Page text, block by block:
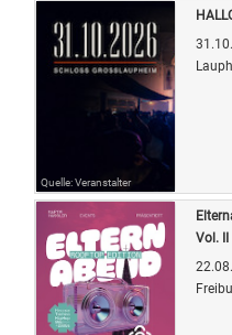
Quelle: Veranstalter
Vol. II